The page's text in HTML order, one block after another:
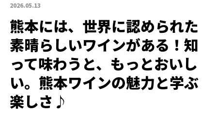
2026.05.13
熊本には、世界に認められた
素晴らしいワインがある！知
って味わうと、もっとおいし
い。熊本ワインの魅力と学ぶ
楽しさ♪